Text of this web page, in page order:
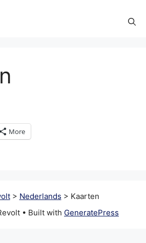
More
> Nederlands > Kaarten
• Built with GeneratePress